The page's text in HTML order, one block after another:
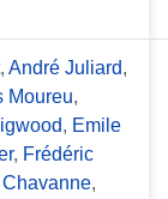
, André Juliard,
Moureu,
, Emile
, Frédéric
,